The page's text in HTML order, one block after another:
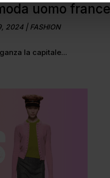
uomo
2024| FASHION
la capitale...